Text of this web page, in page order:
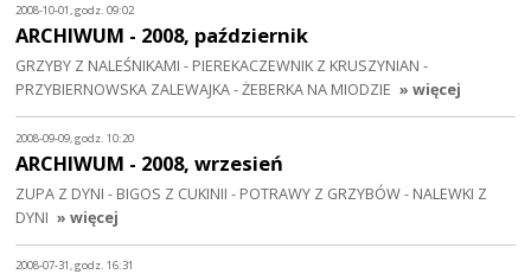
2008-10-01, godz. 09:02
ARCHIWUM - 2008, październik
GRZYBY Z NALEŚNIKAMI - PIEREKACZEWNIK Z KRUSZYNIAN -
PRZYBIERNOWSKA ZALEWAJKA - ŻEBERKA NA MIODZIE » więcej
2008-09-09, godz. 10:20
ARCHIWUM - 2008, wrzesień
ZUPA Z DYNI - BIGOS Z CUKINII - POTRAWY Z GRZYBÓW - NALEWKI Z
DYNI » więcej
2008-07-31, godz. 16:31